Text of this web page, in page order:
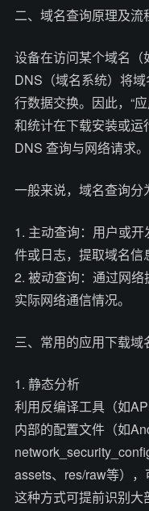
二、域名查询原理及流
设备在访问某个域名
DNS（域名系统）将
行数据交换。因此，“
和统计在下载安装或
DNS 查询与网络请求。
一般来说，域名查询分
1. 主动查询：用户或
件或日志，提取域名信
2. 被动查询：通过网
实际网络通信情况。
三、常用的应用下载域
1. 静态分析
利用反编译工具（如
内部的配置文件（如
assets、res/raw等），
这种方式可提前识别大